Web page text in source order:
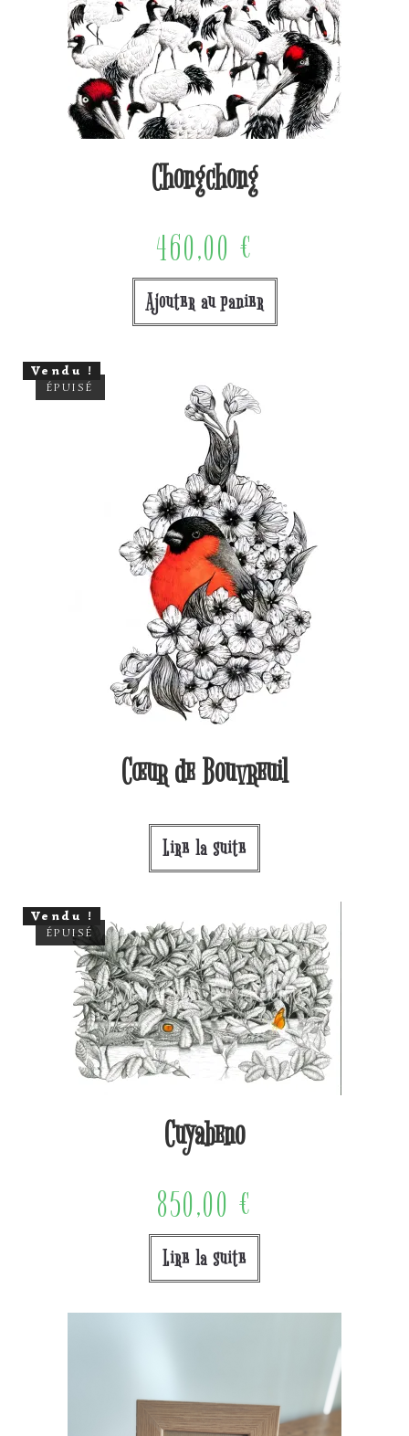
Chongchong
460,00 €
Ajouter au panier
Vendu !
ÉPUISÉ
Cœur de Bouvreuil
Lire la suite
Vendu !
ÉPUISÉ
Cuyabeno
850,00 €
Lire la suite